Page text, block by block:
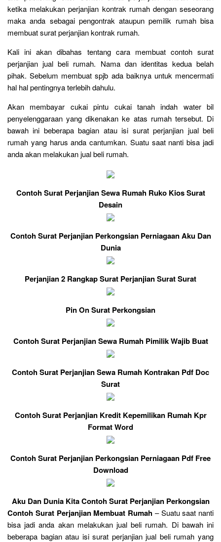
ketika melakukan perjanjian kontrak rumah dengan seseorang
maka anda sebagai pengontrak ataupun pemilik rumah bisa
membuat surat perjanjian kontrak rumah.
Kali ini akan dibahas tentang cara membuat contoh surat
perjanjian jual beli rumah. Nama dan identitas kedua belah
pihak. Sebelum membuat spjb ada baiknya untuk mencermati
hal hal pentingnya terlebih dahulu.
Akan membayar cukai pintu cukai tanah indah water bil
penyelenggaraan yang dikenakan ke atas rumah tersebut. Di
bawah ini beberapa bagian atau isi surat perjanjian jual beli
rumah yang harus anda cantumkan. Suatu saat nanti bisa jadi
anda akan melakukan jual beli rumah.
Contoh Surat Perjanjian Sewa Rumah Ruko Kios Surat
Desain
Contoh Surat Perjanjian Perkongsian Perniagaan Aku Dan
Dunia
Perjanjian 2 Rangkap Surat Perjanjian Surat Surat
Pin On Surat Perkongsian
Contoh Surat Perjanjian Sewa Rumah Pimilik Wajib Buat
Contoh Surat Perjanjian Sewa Rumah Kontrakan Pdf Doc
Surat
Contoh Surat Perjanjian Kredit Kepemilikan Rumah Kpr
Format Word
Contoh Surat Perjanjian Perkongsian Perniagaan Pdf Free
Download
Aku Dan Dunia Kita Contoh Surat Perjanjian Perkongsian
Contoh Surat Perjanjian Membuat Rumah – Suatu saat nanti
bisa jadi anda akan melakukan jual beli rumah. Di bawah ini
beberapa bagian atau isi surat perjanjian jual beli rumah yang